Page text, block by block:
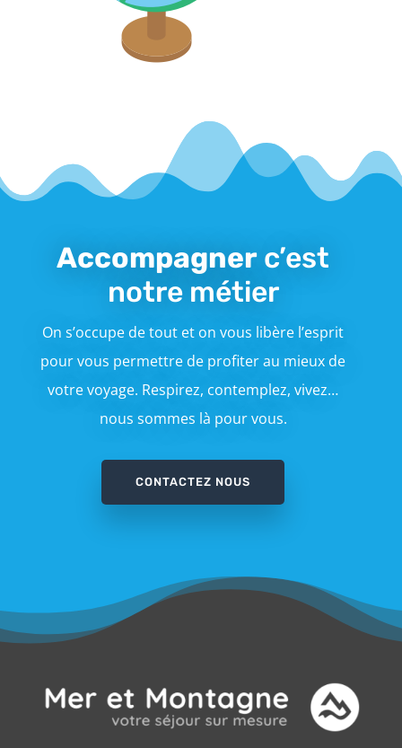
Accompagner c’est
notre métier
On s’occupe de tout et on vous libère l’esprit
pour vous permettre de profiter au mieux de
votre voyage. Respirez, contemplez, vivez…
nous sommes là pour vous.
CONTACTEZ NOUS